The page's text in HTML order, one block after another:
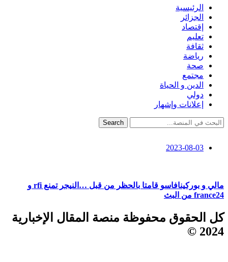
الرئيسية
الجزائر
إقتصاد
تعليم
ثقافة
رياضة
صحة
مجتمع
الدين و الحياة
دولي
إعلانات وإشهار
Search
2023-08-03
مالي و بوركينافاسو قامتا بالحظر من قبل …النيجر تمنع rfi و
france24 من البث
كل الحقوق محفوظة منصة المقال الإخبارية
2024 ©